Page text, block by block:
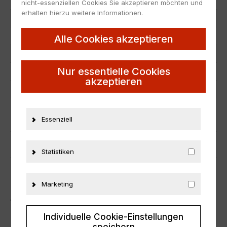
Neu
Resine
mit Vitrine/ with Showcase
ZUSÄTZLICHE INFORMATIONEN
ÄHNLICHE PRODUKTE
nicht-essenziellen Cookies Sie akzeptieren möchten und
erhalten hierzu weitere Informationen.
Alle Cookies akzeptieren
Nur essentielle Cookies
akzeptieren
Essenziell
Statistiken
Marketing
Individuelle Cookie-Einstellungen